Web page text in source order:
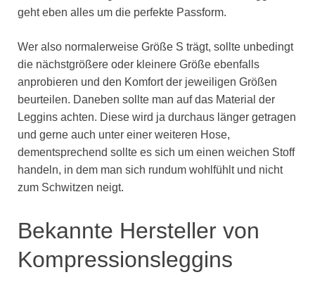
geht eben alles um die perfekte Passform.
Wer also normalerweise Größe S trägt, sollte unbedingt
die nächstgrößere oder kleinere Größe ebenfalls
anprobieren und den Komfort der jeweiligen Größen
beurteilen. Daneben sollte man auf das Material der
Leggins achten. Diese wird ja durchaus länger getragen
und gerne auch unter einer weiteren Hose,
dementsprechend sollte es sich um einen weichen Stoff
handeln, in dem man sich rundum wohlfühlt und nicht
zum Schwitzen neigt.
Bekannte Hersteller von
Kompressionsleggins